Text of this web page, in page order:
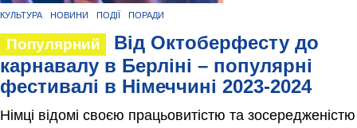
КУЛЬТУРА НОВИНИ ПОДІЇ ПОРАДИ
Популярний
Від Октоберфесту до
карнавалу в Берліні – популярні
фестивалі в Німеччині 2023-2024
Німці відомі своєю працьовитістю та зосередженістю